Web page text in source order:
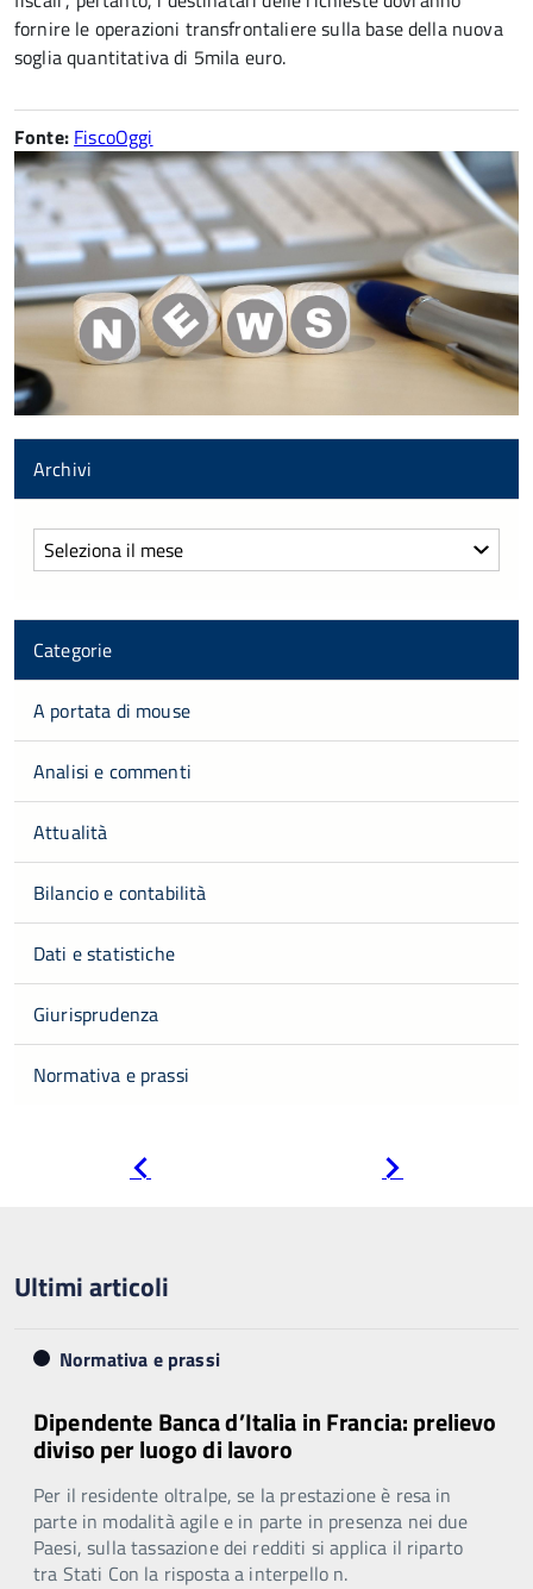
fornire le operazioni transfrontaliere sulla base della nuova
soglia quantitativa di 5mila euro.
Fonte: FiscoOggi
Archivi
Archivi
Categorie
A portata di mouse
Analisi e commenti
Attualità
Bilancio e contabilità
Dati e statistiche
Giurisprudenza
Normativa e prassi
Ultimi articoli
Normativa e prassi
Dipendente Banca d’Italia in Francia: prelievo
diviso per luogo di lavoro
Per il residente oltralpe, se la prestazione è resa in
parte in modalità agile e in parte in presenza nei due
Paesi, sulla tassazione dei redditi si applica il riparto
tra Stati Con la risposta a interpello n.